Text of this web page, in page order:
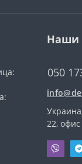
Наши
050
22,